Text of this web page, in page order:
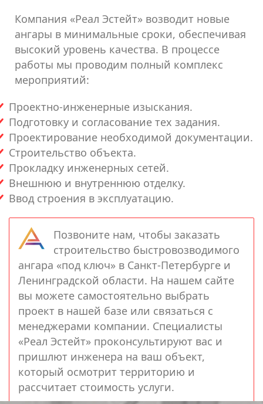
Компания «Реал Эстейт» возводит новые
ангары в минимальные сроки, обеспечивая
высокий уровень качества. В процессе
работы мы проводим полный комплекс
мероприятий:
Проектно-инженерные изыскания.
Подготовку и согласование тех задания.
Проектирование необходимой документации.
Строительство объекта.
Прокладку инженерных сетей.
Внешнюю и внутреннюю отделку.
Ввод строения в эксплуатацию.
Позвоните нам, чтобы заказать
строительство быстровозводимого
ангара «под ключ» в Санкт-Петербурге и
Ленинградской области. На нашем сайте
вы можете самостоятельно выбрать
проект в нашей базе или связаться с
менеджерами компании. Специалисты
«Реал Эстейт» проконсультируют вас и
пришлют инженера на ваш объект,
который осмотрит территорию и
рассчитает стоимость услуги.